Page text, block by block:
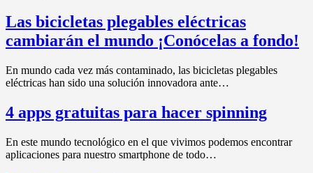
Las bicicletas plegables eléctricas
cambiarán el mundo ¡Conócelas a fondo!
En mundo cada vez más contaminado, las bicicletas plegables
eléctricas han sido una solución innovadora ante…
4 apps gratuitas para hacer spinning
En este mundo tecnológico en el que vivimos podemos encontrar
aplicaciones para nuestro smartphone de todo…